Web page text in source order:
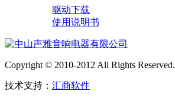
驱动下载
使用说明书
Copyright © 2010-2012 All Rights Reserved.
技术支持： 汇商软件